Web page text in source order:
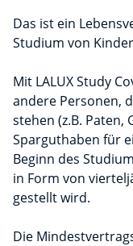
Das ist ein
Studium von
Mit LALUX Study
andere Personen,
stehen (z.B.
Sparguthaben für
Beginn des
in Form von
gestellt wird.
Die